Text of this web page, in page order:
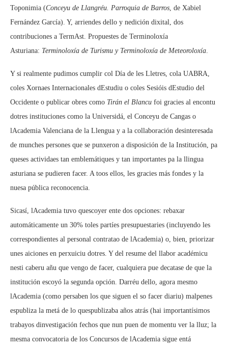
Toponimia (Conceyu de Llangréu. Parroquia de Barros, de Xabiel
Fernández García). Y, arriendes dello y nedición dixital, dos
contribuciones a TermAst. Propuestes de Terminoloxía
Asturiana: Terminoloxía de Turismu y Terminoloxía de Meteoroloxía.
Y si realmente pudimos cumplir col Día de les Lletres, cola UABRA,
coles Xornaes Internacionales dEstudiu o coles Sesióis dEstudio del
Occidente o publicar obres como Tirán el Blancu foi gracies al encontu
dotres instituciones como la Universidá, el Conceyu de Cangas o
lAcademia Valenciana de la Llengua y a la collaboración desinteresada
de munches persones que se punxeron a disposición de la Institución, pa
queses actividaes tan emblemátiques y tan importantes pa la llingua
asturiana se pudieren facer. A toos ellos, les gracies más fondes y la
nuesa pública reconocencia.
Sicasí, lAcademia tuvo quescoyer ente dos opciones: rebaxar
automáticamente un 30% toles partíes presupuestaries (incluyendo les
correspondientes al personal contratao de lAcademia) o, bien, priorizar
unes aiciones en perxuiciu dotres. Y del resume del llabor académicu
nesti caberu añu que vengo de facer, cualquiera pue decatase de que la
institución escoyó la segunda opción. Darréu dello, agora mesmo
lAcademia (como persaben los que siguen el so facer diariu) malpenes
espubliza la metá de lo quespublizaba años atrás (hai importantísimos
trabayos dinvestigación fechos que nun puen de momentu ver la lluz; la
mesma convocatoria de los Concursos de lAcademia sigue entá